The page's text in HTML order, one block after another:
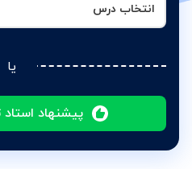
انتخاب درس
یا
پیشنهاد